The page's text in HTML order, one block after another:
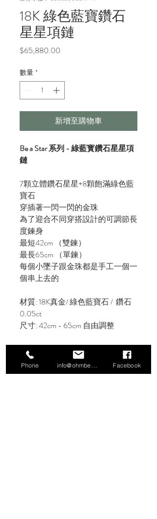
18K 綠色藍寶鑽石
星星項鏈
$65,880.00
數量 *
新增至購物車
Be a Star 系列 - 綠藍寳鑽石星星項
鏈
7顆立體鑽石星星+8顆飽滿綠色藍
寶石
穿插著一閃一閃的金珠
為了迎合不同穿搭設計的可調節長
度鍊身
最短42cm （雙鍊）
最長65cm （單鍊）
每個小墜子跟金珠都是手工一個一
個串上去的
材質: 18K真金/ 綠色藍寶石 / 鑽石
0.05ct
尺寸: 42cm - 65cm 自由調整
包裝含 Molasses 精緻禮盒/ 緞帶/ 商
品購買保證書/ 保養須知/ 提袋
Phone Facebook